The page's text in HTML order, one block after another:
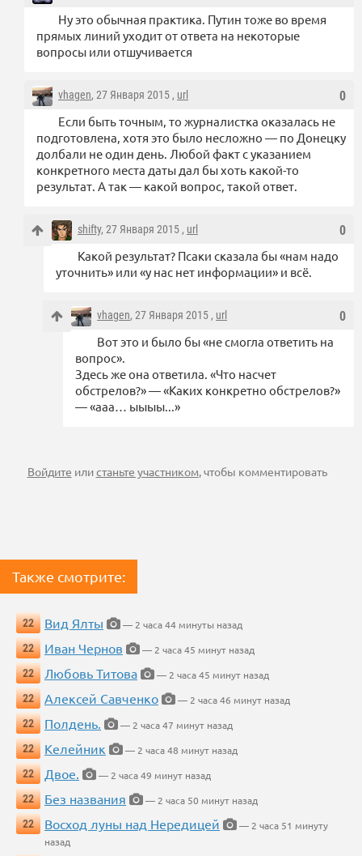
Ну это обычная практика. Путин тоже во время
прямых линий уходит от ответа на некоторые
вопросы или отшучивается
0
vhagen, 27 Января 2015 , url
Если быть точным, то журналистка оказалась не
подготовлена, хотя это было несложно — по Донецку
долбали не один день. Любой факт с указанием
конкретного места даты дал бы хоть какой-то
результат. А так — какой вопрос, такой ответ.
0
shifty, 27 Января 2015 , url
Какой результат? Псаки сказала бы «нам надо
уточнить» или «у нас нет информации» и всё.
0
vhagen, 27 Января 2015 , url
Вот это и было бы «не смогла ответить на
вопрос».
Здесь же она ответила. «Что насчет
обстрелов?» — «Каких конкретно обстрелов?»
— «ааа… ыыыы...»
Войдите илистаньте участником, чтобы комментировать
Также смотрите:
22 Вид Ялты
— 2 часа 44 минуты назад
22
Иван Чернов
— 2 часа 45 минут назад
22
Любовь Титова
— 2 часа 45 минут назад
22
Алексей Савченко
— 2 часа 46 минут назад
22
Полдень.
— 2 часа 47 минут назад
22
Келейник
— 2 часа 48 минут назад
22
Двое.
— 2 часа 49 минут назад
22
Без названия
— 2 часа 50 минут назад
22
Восход луны над Нередицей
— 2 часа 51 минуту
назад